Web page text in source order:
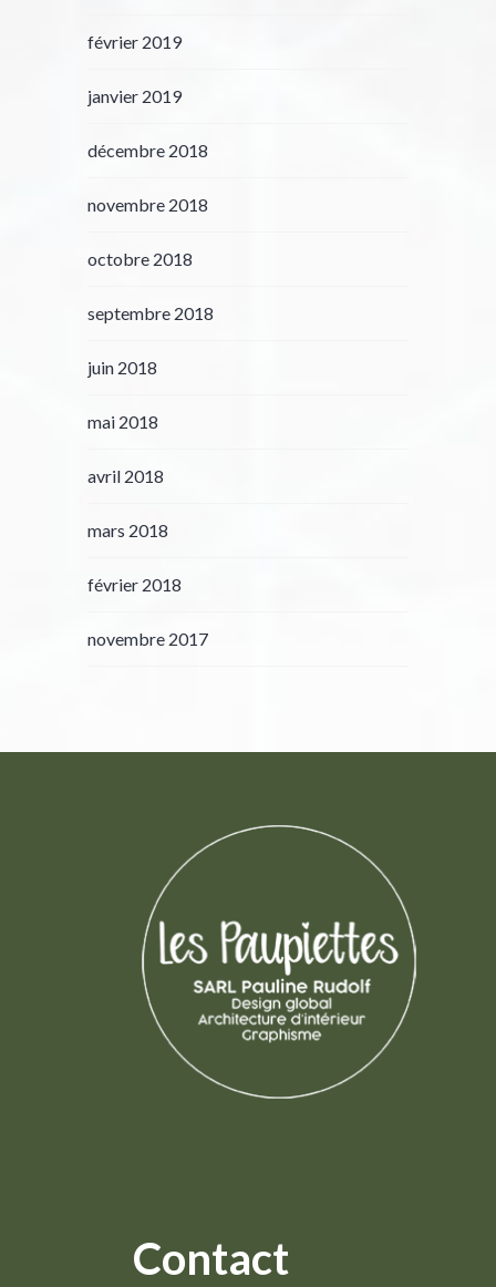
février 2019
janvier 2019
décembre 2018
novembre 2018
octobre 2018
septembre 2018
juin 2018
mai 2018
avril 2018
mars 2018
février 2018
novembre 2017
Contact